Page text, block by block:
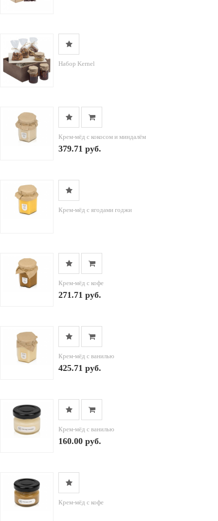
Набор Kernel
Крем-мёд с кокосом и миндалём
379.71 руб.
Крем-мёд с ягодами годжи
Крем-мёд с кофе
271.71 руб.
Крем-мёд с ванилью
425.71 руб.
Крем-мёд с ванилью
160.00 руб.
Крем-мёд с кофе